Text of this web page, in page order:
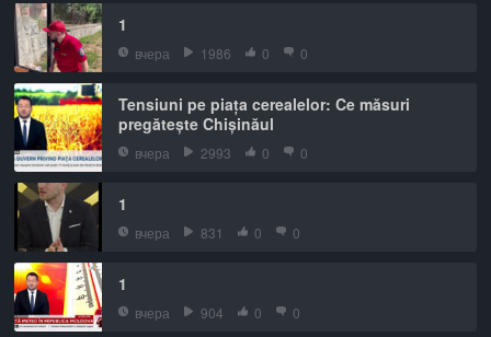
1
вчера 1986 0 0
Tensiuni pe piața cerealelor: Ce măsuri
pregătește Chișinăul
вчера 2993 0 0
1
вчера 831 0 0
1
вчера 904 0 0